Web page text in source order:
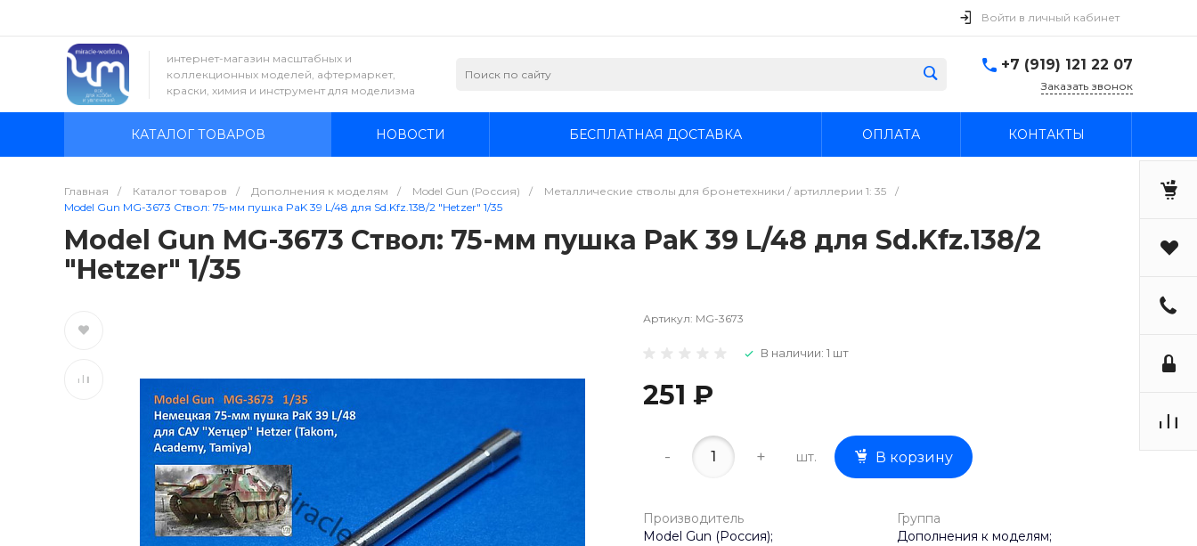
Войти в личный кабинет
интернет-магазин масштабных и
коллекционных моделей, афтермаркет,
краски, химия и инструмент для моделизма
+7 (919) 121 22 07
Заказать звонок
КАТАЛОГ ТОВАРОВ НОВОСТИ БЕСПЛАТНАЯ ДОСТАВКА ОПЛАТА КОНТАКТЫ
Главная / Каталог товаров / Дополнения к моделям / Model Gun (Россия) / Металлические стволы для бронетехники / артиллерии 1: 35
/
Model Gun MG-3673 Ствол: 75-мм пушка PaK 39 L/48 для Sd.Kfz.138/2 "Hetzer" 1/35
Model Gun MG-3673 Ствол: 75-мм пушка PaK 39 L/48 для Sd.Kfz.138/2
"Hetzer" 1/35
Артикул: MG-3673
В наличии: 1 шт
251 ₽
- + шт. В корзину
Производитель
Model Gun (Россия);
Группа
Дополнения к моделям;